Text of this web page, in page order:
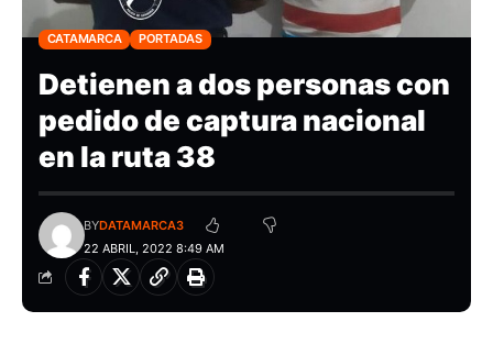
CATAMARCA PORTADAS
Detienen a dos personas con
pedido de captura nacional
en la ruta 38
22 ABRIL, 2022 8:49 AM
BYDATAMARCA3